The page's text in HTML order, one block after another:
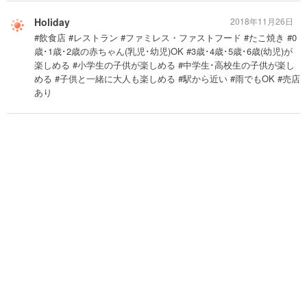
Holiday
#飲食店 #レストラン #ファミレス・ファストフード #たこ焼き #0
歳･1歳･2歳の赤ちゃん(乳児･幼児)OK #3歳･4歳･5歳･6歳(幼児)が
楽しめる #小学生の子供が楽しめる #中学生･高校生の子供が楽し
める #子供と一緒に大人も楽しめる #駅から近い #雨でもOK #売店
あり
2018年11月26日